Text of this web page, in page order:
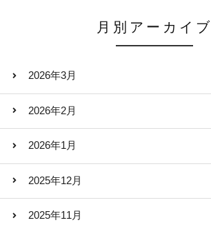
月別アーカイブ
2026年3月
2026年2月
2026年1月
2025年12月
2025年11月